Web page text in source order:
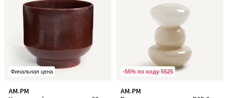
Финальная цена
AM.PM
1,8
-55% по коду 5525
AM.PM
5